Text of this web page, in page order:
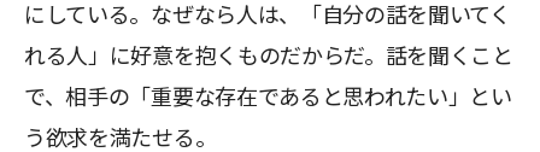
にしている。なぜなら人は、「自分の話を聞いてく
れる人」に好意を抱くものだからだ。話を聞くこと
で、相手の「重要な存在であると思われたい」とい
う欲求を満たせる。